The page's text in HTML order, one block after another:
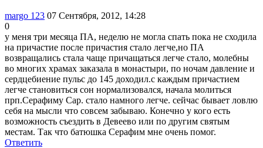
margo 123 07 Сентября, 2012, 14:28
0
у меня три месяца ПА, неделю не могла спать пока не сходила
на причастие после причастия стало легче,но ПА
возвращались стала чаще причащаться легче стало, молебны
во многих храмах заказала в монастыри, по ночам давление и
сердцебиение пульс до 145 доходил.с каждым причастием
легче становиться сон нормализовался, начала молиться
прп.Серафиму Сар. стало намного легче. сейчас бывает ловлю
себя на мысли что совсем забываю. Конечно у кого есть
возможность съездить в Девеево или по другим святым
местам. Так что батюшка Серафим мне очень помог.
Ответить